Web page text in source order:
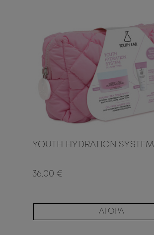
YOUTH HYDRATION SYSTEM
36.00 €
ΑΓΟΡΑ